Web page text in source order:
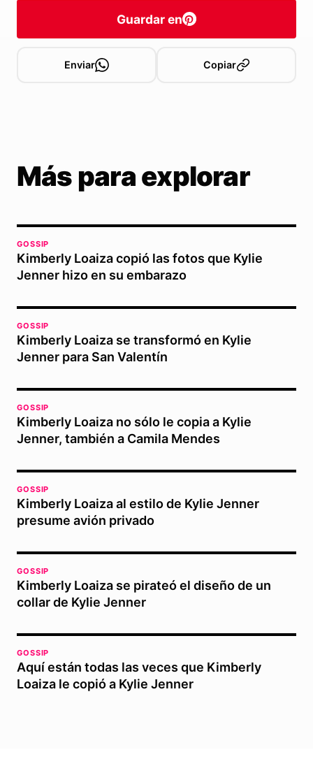
Guardar en
Enviar Copiar
Más para explorar
GOSSIP
Kimberly Loaiza copió las fotos que Kylie
Jenner hizo en su embarazo
GOSSIP
Kimberly Loaiza se transformó en Kylie
Jenner para San Valentín
GOSSIP
Kimberly Loaiza no sólo le copia a Kylie
Jenner, también a Camila Mendes
GOSSIP
Kimberly Loaiza al estilo de Kylie Jenner
presume avión privado
GOSSIP
Kimberly Loaiza se pirateó el diseño de un
collar de Kylie Jenner
GOSSIP
Aquí están todas las veces que Kimberly
Loaiza le copió a Kylie Jenner